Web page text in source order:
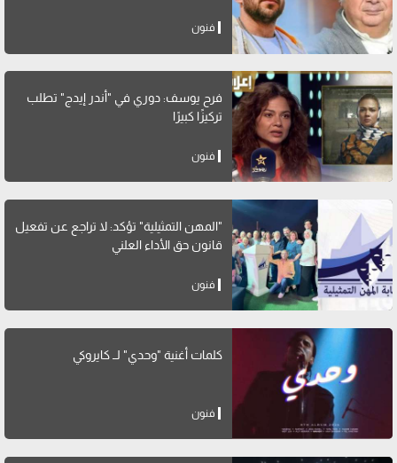
فنون
فرح يوسف: دوري في "أندر إيدج" تطلب
تركيزًا كبيرًا
فنون
"المهن التمثيلية" تؤكد: لا تراجع عن تفعيل
قانون حق الأداء العلني
فنون
كلمات أغنية "وحدي" لــ كايروكي
فنون